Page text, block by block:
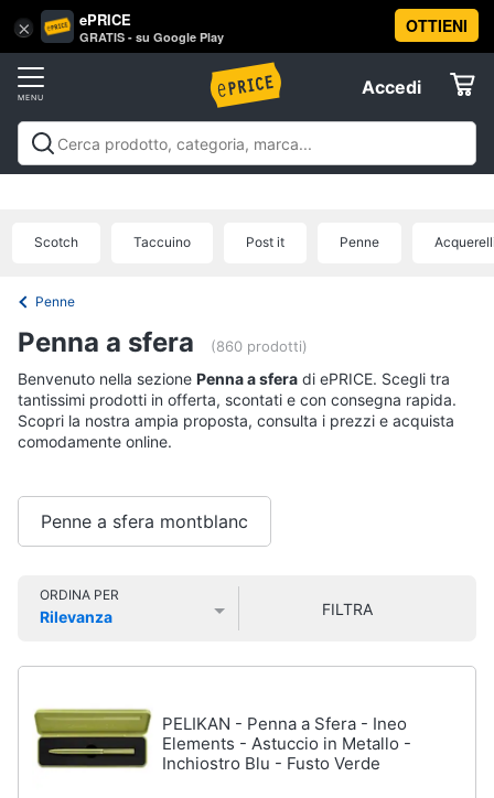
× ePRICE
GRATIS - su Google Play
OTTIENI
Accedi
Accedi
Registrati
Offerte
Tv
e
Home
Cinema
home
Videogiochi
e
Clima
Vai
al
Scotch Taccuino Post it Penne
Penne
Penna a sfera (860 prodotti)
Benvenuto nella sezione Penna a sfera di ePRICE. Scegli tra
tantissimi prodotti in offerta, scontati e con consegna rapida.
Scopri la nostra ampia proposta, consulta i prezzi e acquista
comodamente online.
Penne a sfera montblanc
ORDINA PER
Rilevanza
FILTRA
PELIKAN - Penna a Sfera - Ineo
Elements - Astuccio in Metallo -
Inchiostro Blu - Fusto Verde